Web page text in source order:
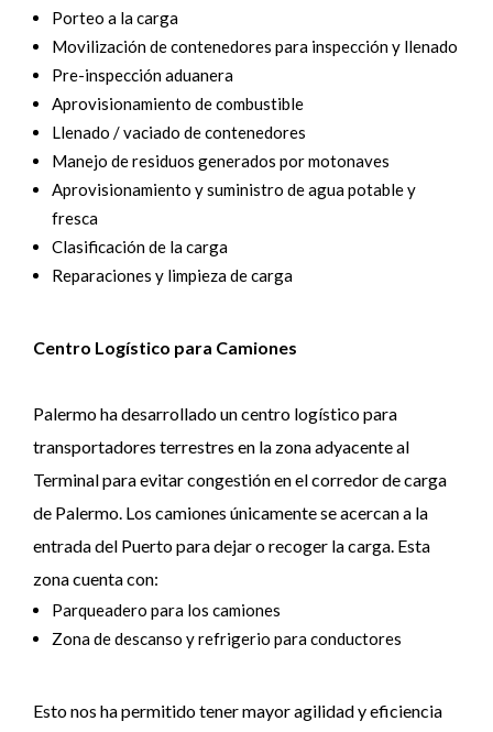
Porteo a la carga
Movilización de contenedores para inspección y llenado
Pre-inspección aduanera
Aprovisionamiento de combustible
Llenado / vaciado de contenedores
Manejo de residuos generados por motonaves
Aprovisionamiento y suministro de agua potable y
fresca
Clasificación de la carga
Reparaciones y limpieza de carga
Centro Logístico para Camiones
Palermo ha desarrollado un centro logístico para
transportadores terrestres en la zona adyacente al
Terminal para evitar congestión en el corredor de carga
de Palermo. Los camiones únicamente se acercan a la
entrada del Puerto para dejar o recoger la carga. Esta
zona cuenta con:
Parqueadero para los camiones
Zona de descanso y refrigerio para conductores
Esto nos ha permitido tener mayor agilidad y eficiencia